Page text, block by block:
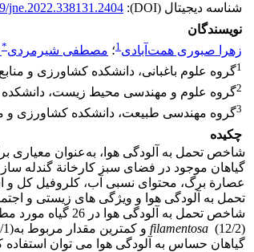
شناسه دیجیتال (DOI):
jne.2022.338131.2404
نویسندگان
زهرا صبوری همت‌آبادی1؛ مصطفی شیرمردی*
1گروه علوم باغبانی، دانشکده کشاورزی و
2گروه علوم و مهندسی محیط زیست، دانشکده
3گروه مهندسی طبیعت، دانشکده کشاورزی و
چکیده
شاخص تحمل به آلودگی هوا، به‌عنوان معیاری
عصارة برگ، محتوای نسبی آب، کلروفیل کل و
شاخص تحمل به آلودگی هوا در 26 گیاه مورد مطالعه، تفاوت معنی ­داری با یکدیگر داشتند (0/05 >
filamentosa (12/2) و کمترین مقدار مربوط به
گیاهان حساس به آلودگی هوا می ­توان استفاده